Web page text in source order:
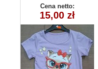
dziecięca
180626-20(6-16)
6szt
Cena netto:
15,00 zł
dziecięce
KL-1058B
Cena netto:
18,00 zł